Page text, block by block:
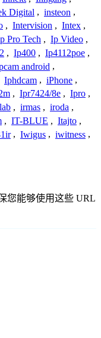
Digital , insteon ,
, Intervision , Intex ,
Pro Tech , Ip Video ,
, Ip400 , Ip4112poe ,
android ,
Iphdcam , iPhone ,
, Ipr7424/8e , Ipro ,
, irmas , iroda ,
, IT-BLUE , Itajto ,
, Iwigus , iwitness ,
您能够使用这些 URL